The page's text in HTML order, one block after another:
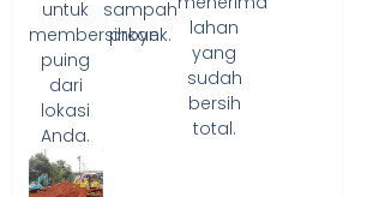
untuk
membersihkan
puing
dari
lokasi
Anda.
sampah
proyek.
lahan
yang
sudah
bersih
total.